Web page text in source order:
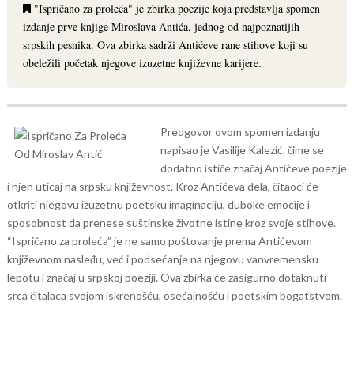
"Ispričano za proleća" je zbirka poezije koja predstavlja spomen
izdanje prve knjige Miroslava Antića, jednog od najpoznatijih
srpskih pesnika. Ova zbirka sadrži Antićeve rane stihove koji su
obeležili početak njegove izuzetne književne karijere.
Predgovor ovom spomen izdanju
napisao je Vasilije Kalezić, čime se
dodatno ističe značaj Antićeve poezije
i njen uticaj na srpsku književnost. Kroz Antićeva dela, čitaoci će
otkriti njegovu izuzetnu poetsku imaginaciju, duboke emocije i
sposobnost da prenese suštinske životne istine kroz svoje stihove.
“Ispričano za proleća” je ne samo poštovanje prema Antićevom
književnom nasleđu, već i podsećanje na njegovu vanvremensku
lepotu i značaj u srpskoj poeziji. Ova zbirka će zasigurno dotaknuti
srca čitalaca svojom iskrenošću, osećajnošću i poetskim bogatstvom.